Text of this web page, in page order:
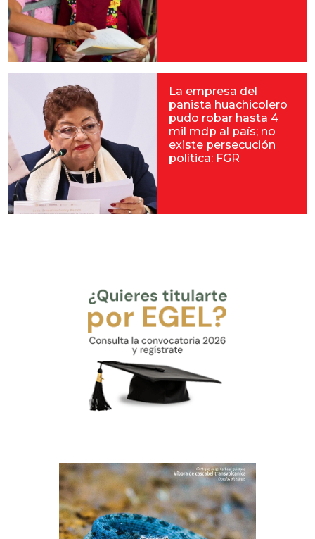
La empresa del
panista huachicolero
pudo robar hasta 4
mil mdp al país; no
existe persecución
política: FGR